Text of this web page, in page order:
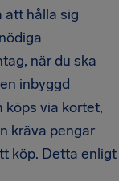
att hålla sig
när du ska
inbyggd
köps via kortet,
kräva pengar
köp. Detta enligt